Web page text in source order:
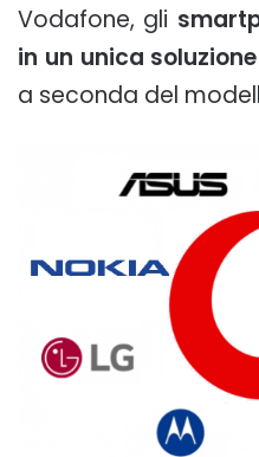
Vodafone, gli
in un unica soluzione
a seconda del